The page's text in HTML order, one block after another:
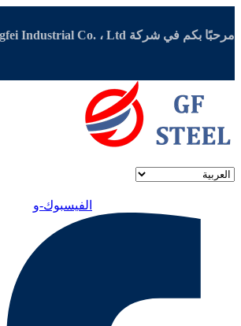
مرحبًا بكم في شركة Henan Gengfei Industrial Co. ، Ltd.
الفيسبوك-و